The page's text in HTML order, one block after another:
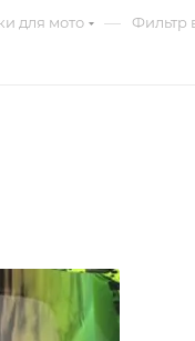
для мото — Фильтр